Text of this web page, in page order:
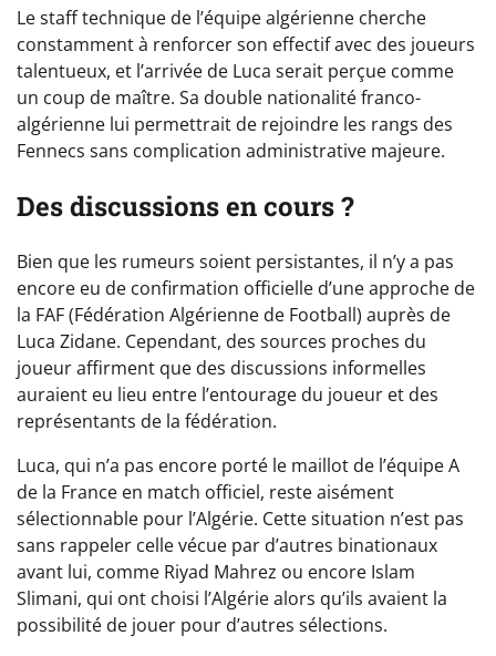
Le staff technique de l’équipe algérienne cherche
constamment à renforcer son effectif avec des joueurs
talentueux, et l’arrivée de Luca serait perçue comme
un coup de maître. Sa double nationalité franco-
algérienne lui permettrait de rejoindre les rangs des
Fennecs sans complication administrative majeure.
Des discussions en cours ?
Bien que les rumeurs soient persistantes, il n’y a pas
encore eu de confirmation officielle d’une approche de
la FAF (Fédération Algérienne de Football) auprès de
Luca Zidane. Cependant, des sources proches du
joueur affirment que des discussions informelles
auraient eu lieu entre l’entourage du joueur et des
représentants de la fédération.
Luca, qui n’a pas encore porté le maillot de l’équipe A
de la France en match officiel, reste aisément
sélectionnable pour l’Algérie. Cette situation n’est pas
sans rappeler celle vécue par d’autres binationaux
avant lui, comme Riyad Mahrez ou encore Islam
Slimani, qui ont choisi l’Algérie alors qu’ils avaient la
possibilité de jouer pour d’autres sélections.